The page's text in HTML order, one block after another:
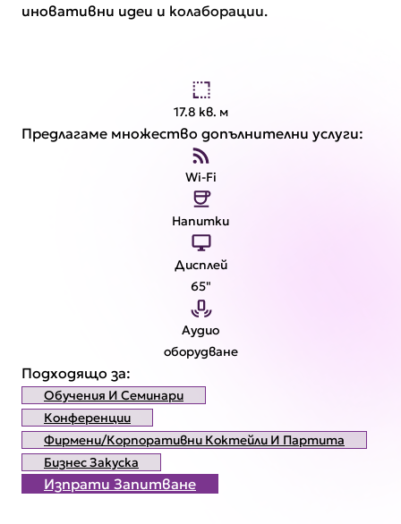
иновативни идеи и колаборации.
17.8 кв. м
Предлагаме множество допълнителни услуги:
Wi-Fi
Напитки
Дисплей
65"
Аудио
оборудване
Подходящо за:
Обучения И Семинари
Конференции
Фирмени/корпоративни Коктейли И Партита
Бизнес Закуска
Изпрати Запитване